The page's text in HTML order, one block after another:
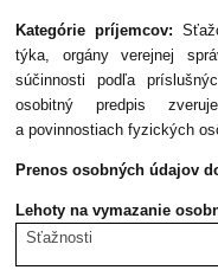
Kategórie príjemcov:
týka, orgány verejnej
súčinnosti podľa
osobitný predpis
a povinnostiach fyzických
Prenos osobných údajov
Lehoty na vymazanie
Sťažnosti